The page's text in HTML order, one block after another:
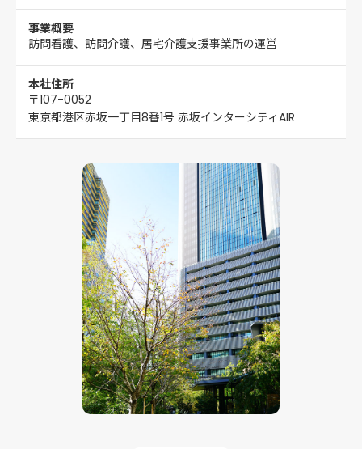
事業概要
訪問看護、訪問介護、居宅介護支援事業所の運営
本社住所
〒107-0052
東京都港区赤坂一丁目8番1号 赤坂インターシティAIR